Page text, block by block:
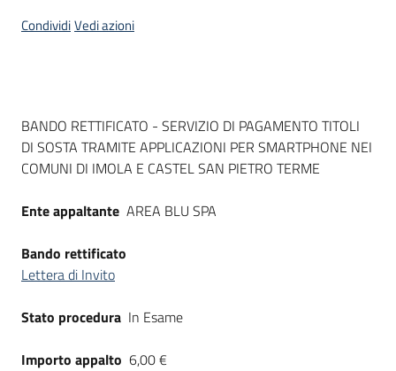
su
CondividiVedi azioni
Dati del bando
BANDO RETTIFICATO - SERVIZIO DI PAGAMENTO TITOLI
DI SOSTA TRAMITE APPLICAZIONI PER SMARTPHONE NEI
COMUNI DI IMOLA E CASTEL SAN PIETRO TERME
Ente appaltante AREA BLU SPA
Bando rettificato
Lettera di Invito
Stato procedura In Esame
Importo appalto 6,00 €